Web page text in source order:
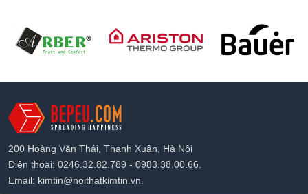
200 Hoàng Văn Thái, Thanh Xuân, Hà Nội
Điện thoại: 0246.32.82.789 - 0983.38.00.66.
Email: kimtin@noithatkimtin.vn.